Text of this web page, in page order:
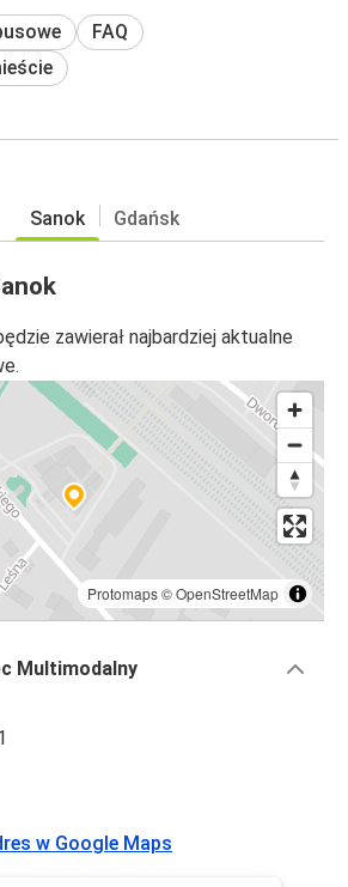
FAQ
Sanok Gdańsk
zawierał najbardziej aktualne
Protomaps©OpenStreetMap
Multimodalny
w Google Maps